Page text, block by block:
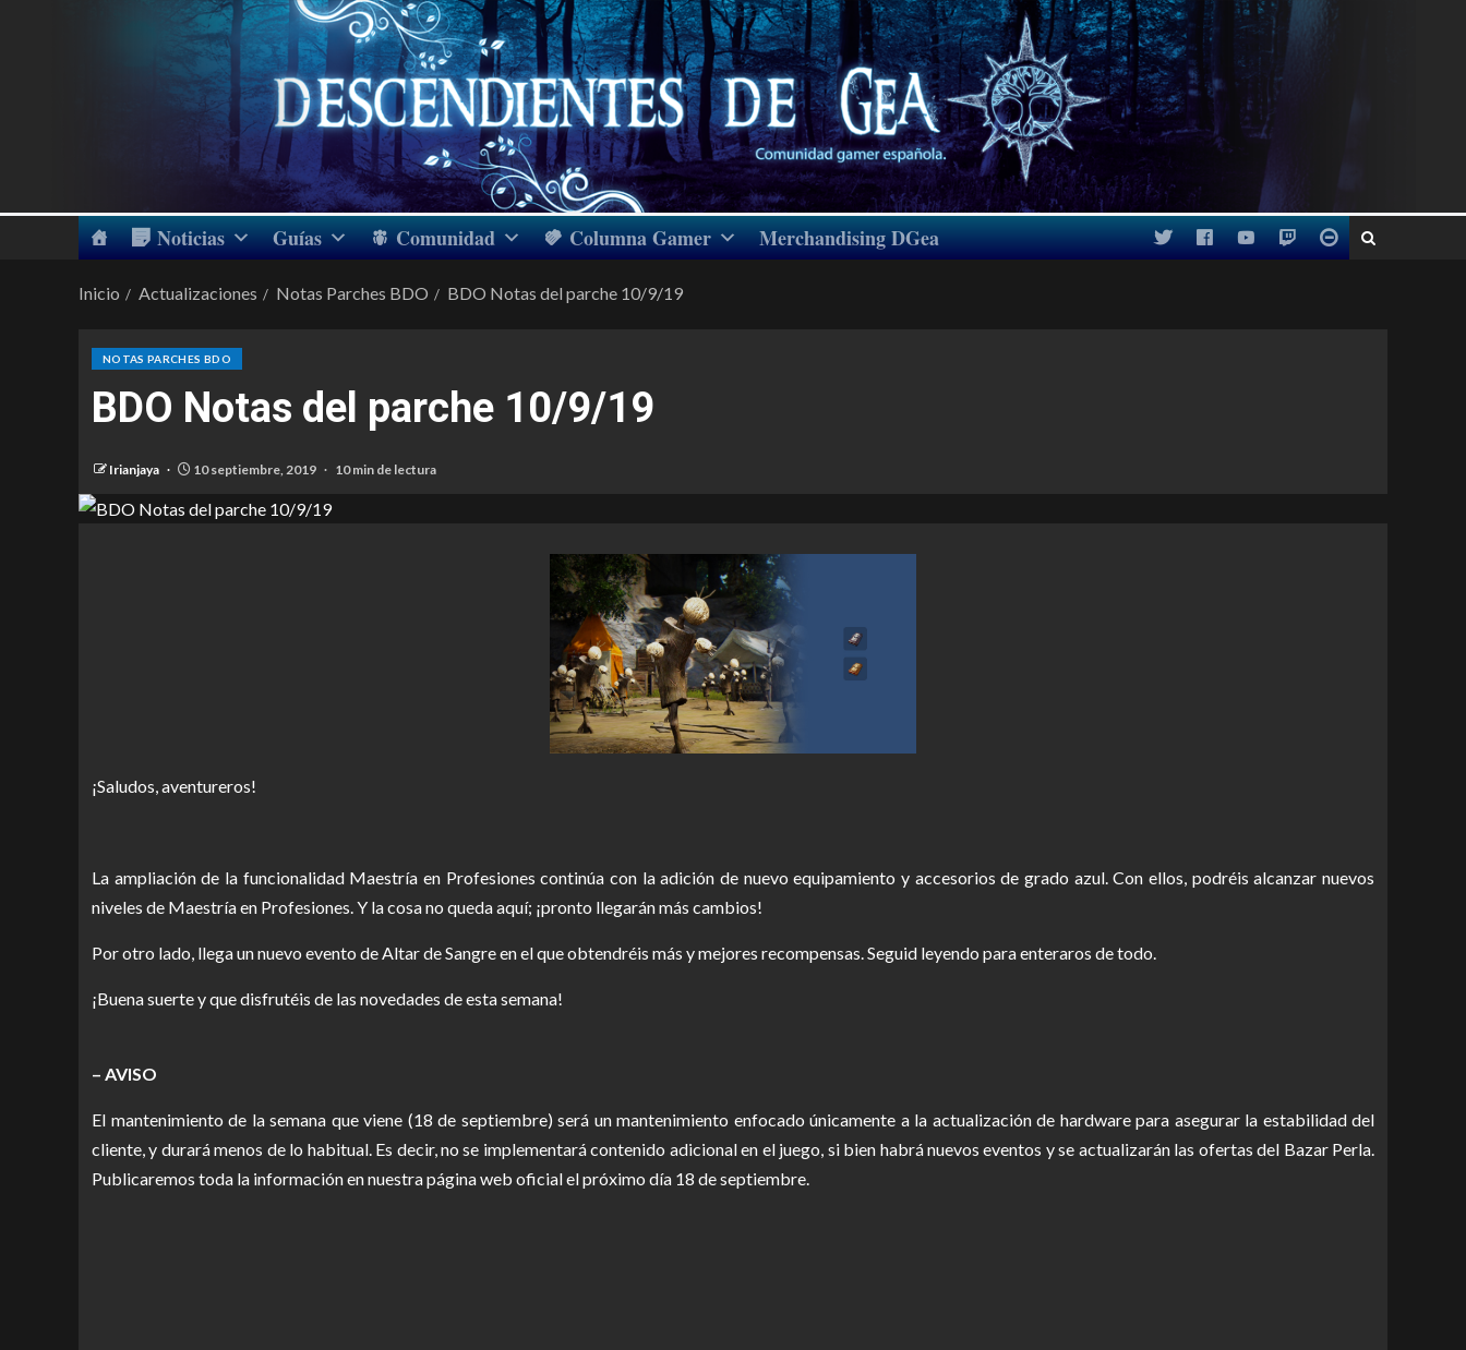
Noticias Guías Comunidad Columna Gamer Merchandising DGea
Inicio Actualizaciones Notas Parches BDO BDO Notas del parche 10/9/19
NOTAS PARCHES BDO
BDO Notas del parche 10/9/19
Irianjaya 10 septiembre, 2019 10 min de lectura
¡Saludos, aventureros!
La ampliación de la funcionalidad Maestría en Profesiones continúa con la adición de nuevo equipamiento y accesorios de grado azul. Con ellos, podréis alcanzar nuevos
niveles de Maestría en Profesiones. Y la cosa no queda aquí; ¡pronto llegarán más cambios!
Por otro lado, llega un nuevo evento de Altar de Sangre en el que obtendréis más y mejores recompensas. Seguid leyendo para enteraros de todo.
¡Buena suerte y que disfrutéis de las novedades de esta semana!
– AVISO
El mantenimiento de la semana que viene (18 de septiembre) será un mantenimiento enfocado únicamente a la actualización de hardware para asegurar la estabilidad del
cliente, y durará menos de lo habitual. Es decir, no se implementará contenido adicional en el juego, si bien habrá nuevos eventos y se actualizarán las ofertas del Bazar Perla.
Publicaremos toda la información en nuestra página web oficial el próximo día 18 de septiembre.